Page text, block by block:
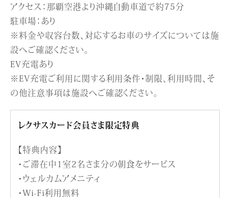
アクセス：那覇空港より沖縄自動車道で約75分
駐車場：あり
※料金や収容台数、対応するお車のサイズについては施
設へご確認ください。
EV充電あり
※EV充電ご利用に関する利用条件・制限、利用時間、そ
の他注意事項は施設へご確認ください。
レクサスカード会員さま限定特典
【特典内容】
・ご滞在中1室2名さま分の朝食をサービス
・ウェルカムアメニティ
・Wi-Fi利用無料